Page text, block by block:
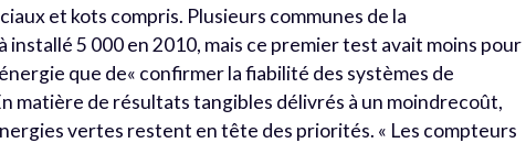
et kots compris. Plusieurs communes de la
installé 5 000 en 2010, mais ce premier test avait moins pour
que de« confirmer la fiabilité des systèmes de
matière de résultats tangibles délivrés à un moindrecoût,
vertes restent en tête des priorités. « Les compteurs